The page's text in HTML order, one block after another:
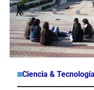
Ciencia & Tecnología